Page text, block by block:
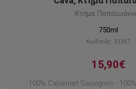
Κτήμα
750ml
Κωδικός: 33367
15,90€
100% Cabernet Sauvignon - 100%